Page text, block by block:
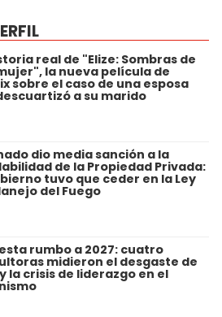
real de "Elize: Sombras de
la nueva película de
sobre el caso de una esposa
a su marido
dio media sanción a la
de la Propiedad Privada:
tuvo que ceder en la Ley
del Fuego
rumbo a 2027: cuatro
midieron el desgaste de
la crisis de liderazgo en el